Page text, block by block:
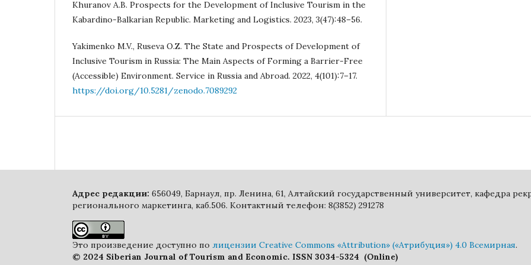
Khuranov A.B. Prospects for the Development of Inclusive Tourism in the
Kabardino-Balkarian Republic. Marketing and Logistics. 2023, 3(47):48–56.
Yakimenko M.V., Ruseva O.Z. The State and Prospects of Development of
Inclusive Tourism in Russia: The Main Aspects of Forming a Barrier-Free
(Accessible) Environment. Service in Russia and Abroad. 2022, 4(101):7–17.
https://doi.org/10.5281/zenodo.7089292
Адрес редакции: 656049, Барнаул, пр. Ленина, 61, Алтайский государственный университет, кафедра
регионального маркетинга, каб.506. Контактный телефон: 8(3852) 291278
Это произведение доступно по лицензии Creative Commons «Attribution» («Атрибуция») 4.0 Всемирная.
© 2024 Siberian Journal of Tourism and Economic. ISSN 3034-5324 (Online)